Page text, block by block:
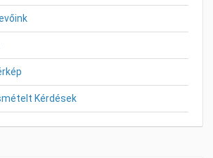
Kérdések